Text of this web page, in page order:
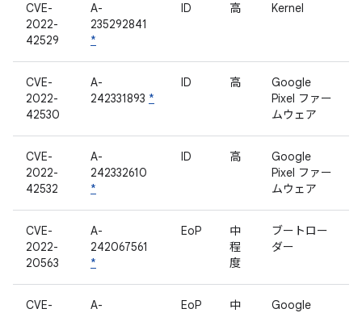
CVE-
2022-
42529
A-
235292841
*
ID 高 Kernel
CVE-
2022-
42530
A-
242331893 *
ID 高
Google
Pixel ファー
ムウェア
CVE-
2022-
42532
A-
242332610
*
ID 高
Google
Pixel ファー
ムウェア
CVE-
2022-
20563
A-
242067561
*
EoP
中
程
度
ブートロー
ダー
CVE-
A-
EoP
中
Google